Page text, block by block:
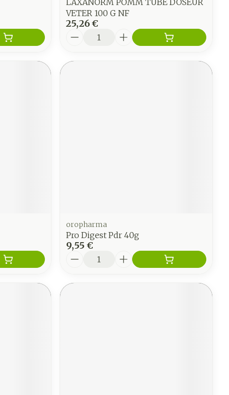
LAXANORM POMM TUBE DOSEUR
VETER 100 G NF
25,26 €
Quantité
oropharma
Pro Digest Pdr 40g
9,55 €
Quantité